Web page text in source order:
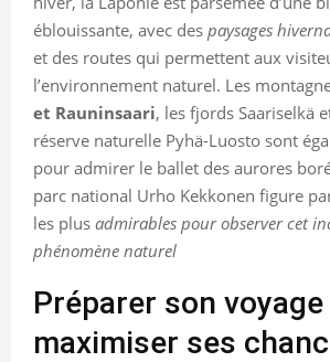
éblouissante, avec des paysages
et des routes qui permettent aux
l’environnement naturel. Les
et Rauninsaari, les fjords Saariselkä
réserve naturelle Pyhä-Luosto sont
pour admirer le ballet des aurores
parc national Urho Kekkonen figure
les plus admirables pour observer cet
phénomène naturel
Préparer son
maximiser ses